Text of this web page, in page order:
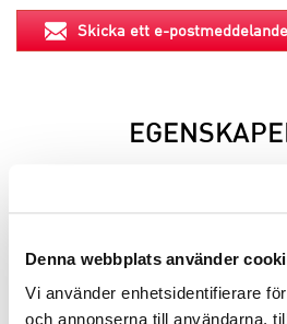
Denna webbplats använder
Vi använder enhetsidentifierare
och annonserna till användarna,
Skicka ett e-postmeddelande
INFO INNAN DU